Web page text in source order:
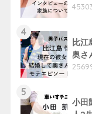
4
比江
奥さ
5
小田